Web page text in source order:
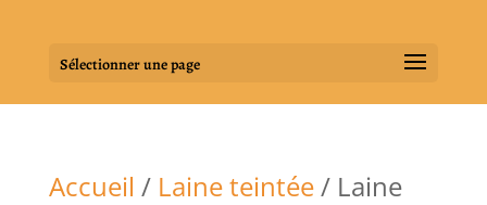
Sélectionner une page
Accueil / Laine teintée/ Laine